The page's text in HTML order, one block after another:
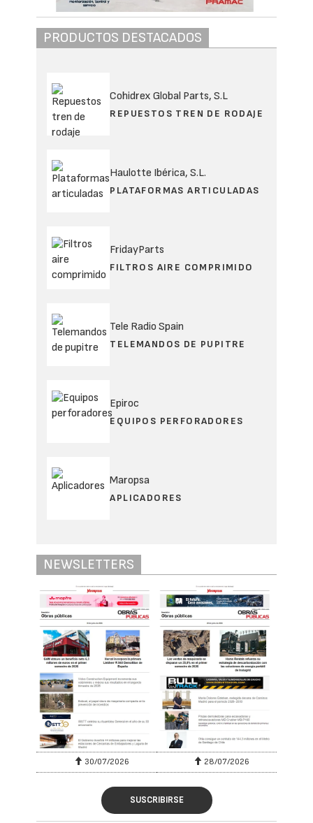
PRODUCTOS DESTACADOS
Cohidrex Global Parts, S.L
REPUESTOS TREN DE RODAJE
Haulotte Ibérica, S.L.
PLATAFORMAS ARTICULADAS
FridayParts
FILTROS AIRE COMPRIMIDO
Tele Radio Spain
TELEMANDOS DE PUPITRE
Epiroc
EQUIPOS PERFORADORES
Maropsa
APLICADORES
NEWSLETTERS
30/07/2026 28/07/2026
SUSCRIBIRSE